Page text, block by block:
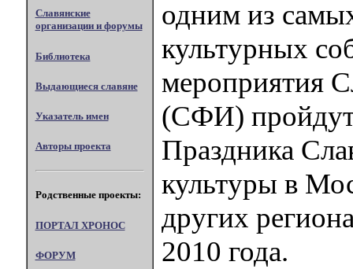
Славянские
организации и форумы
Библиотека
Выдающиеся славяне
Указатель имен
Авторы проекта
Родственные проекты:
ПОРТАЛ XPOHOC
ФОРУМ
одним из
культурных
мероприятия
(СФИ) пройдут
Праздника
культуры в
других
2010 года.